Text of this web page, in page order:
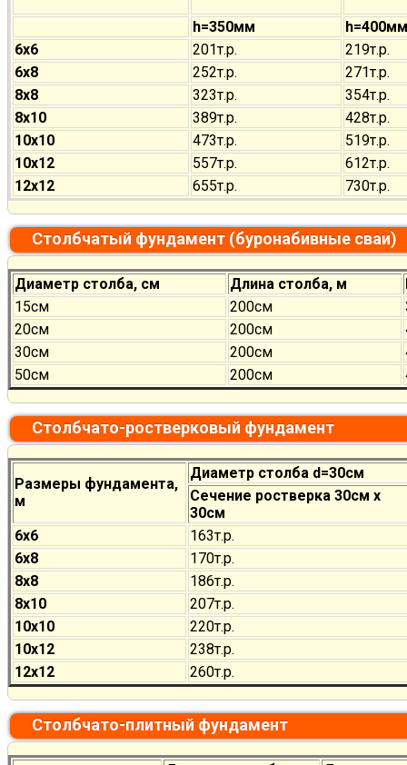
h=350мм
h=400мм
6х6
201т.р.
219т.р.
6х8
252т.р.
271т.р.
8х8
323т.р.
354т.р.
8х10
389т.р.
428т.р.
10х10
473т.р.
519т.р.
10х12
557т.р.
612т.р.
12х12
655т.р. 730т.р.
Столбчатый фундамент (буронабивные сваи)
Диаметр столба, см Длина столба, м
15см
200см
20см
200см
30см
200см
50см
200см
Столбчато-ростверковый фундамент
Размеры фундамента,
м
Диаметр столба d=30см
Сечение ростверка 30см х
30см
6х6
163т.р.
6х8
170т.р.
8х8
186т.р.
8х10
207т.р.
10х10
220т.р.
10х12
238т.р.
12х12
260т.р.
Столбчато-плитный фундамент